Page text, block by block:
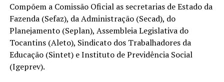
Compõem a Comissão Oficial as secretarias de Estado da
Fazenda (Sefaz), da Administração (Secad), do
Planejamento (Seplan), Assembleia Legislativa do
Tocantins (Aleto), Sindicato dos Trabalhadores da
Educação (Sintet) e Instituto de Previdência Social
(Igeprev).